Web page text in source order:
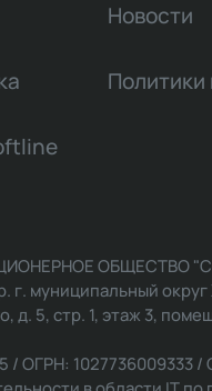
Новости
ОБЩЕСТВО
г. муниципальный
д. 5, стр. 1, этаж 3,
/ ОГРН: 1027736009333